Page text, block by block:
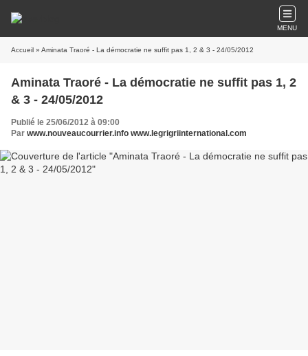
MENU
Accueil » Aminata Traoré - La démocratie ne suffit pas 1, 2 & 3 - 24/05/2012
Aminata Traoré - La démocratie ne suffit pas 1, 2
& 3 - 24/05/2012
Publié le 25/06/2012 à 09:00
Par www.nouveaucourrier.info www.legrigriinternational.com